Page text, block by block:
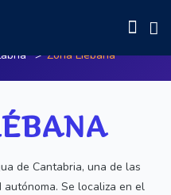
Zona Liébana
de Cantabria, una de las
Se localiza en el